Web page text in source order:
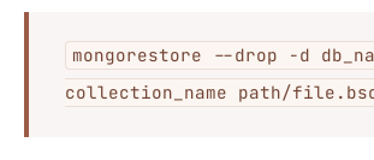
mongorestore --drop -d
collection_name path/